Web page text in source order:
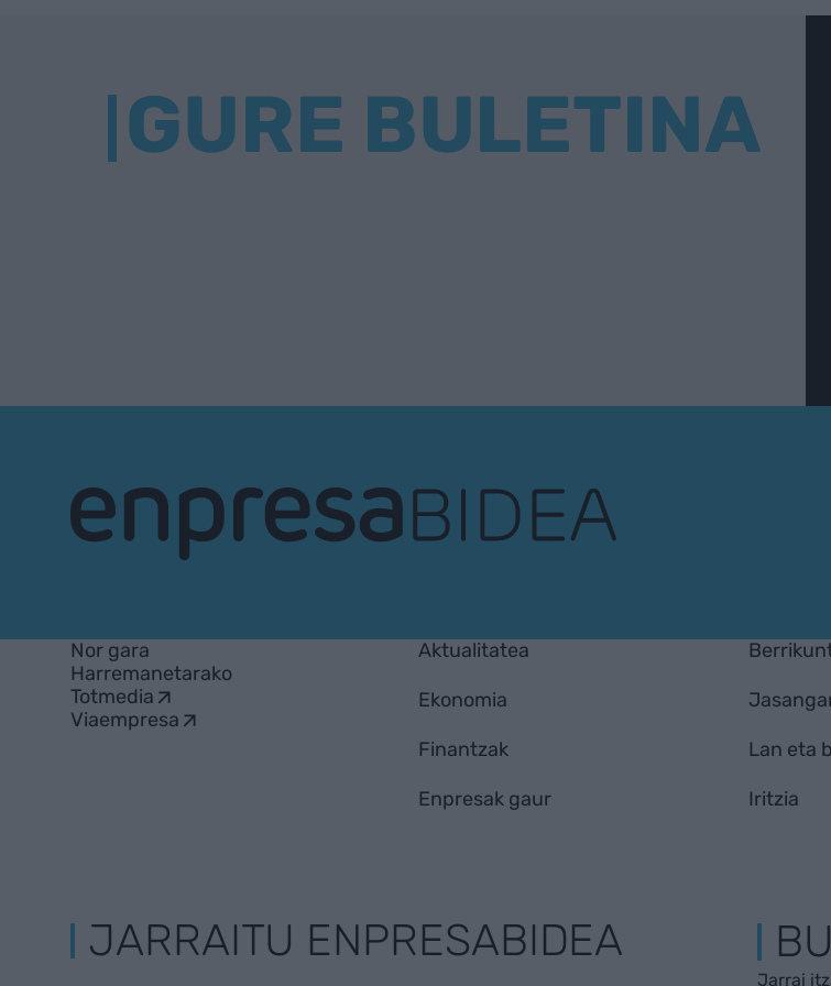
GURE BULETINA
Nor gara
Harremanetarako
Totmedia
Viaempresa
Aktualitatea
Ekonomia
Finantzak
Enpresak gaur
Lan eta
Iritzia
JARRAITU ENPRESABIDEA
Jarrai